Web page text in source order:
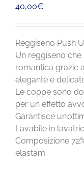
40,00€
Reggiseno Push
Un reggiseno
romantica grazie
elegante e
Le coppe sono
per un effetto
Garantisce
Lavabile in
Composizione
elastam